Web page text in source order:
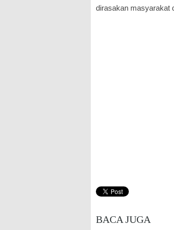
dirasakan masyarakat
BACA JUGA